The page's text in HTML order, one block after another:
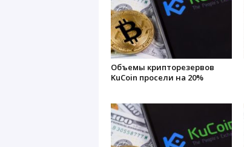
Объемы крипторезервов
KuCoin просели на 20%